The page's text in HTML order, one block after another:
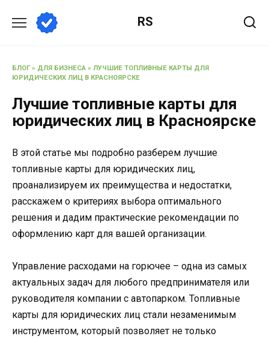
содержанию
RS
БЛОГ» ДЛЯ БИЗНЕСА » ЛУЧШИЕ ТОПЛИВНЫЕ КАРТЫ ДЛЯ
ЮРИДИЧЕСКИХ ЛИЦ В КРАСНОЯРСКЕ
Лучшие топливные карты для
юридических лиц в Красноярске
В этой статье мы подробно разберем лучшие
топливные карты для юридических лиц,
проанализируем их преимущества и недостатки,
расскажем о критериях выбора оптимального
решения и дадим практические рекомендации по
оформлению карт для вашей организации.
Управление расходами на горючее – одна из самых
актуальных задач для любого предпринимателя или
руководителя компании с автопарком. Топливные
карты для юридических лиц стали незаменимым
инструментом, который позволяет не только